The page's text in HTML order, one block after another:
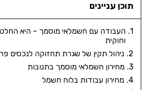
תוכן עניינים
העבודה עם חשמלאי מוסמך – היא
וחוקית
ניהול תקין של שגרת תחזוקה לנכסים
מחירון חשמלאי מוסמך בתנובות
מחירון עבודות בלוח חשמל